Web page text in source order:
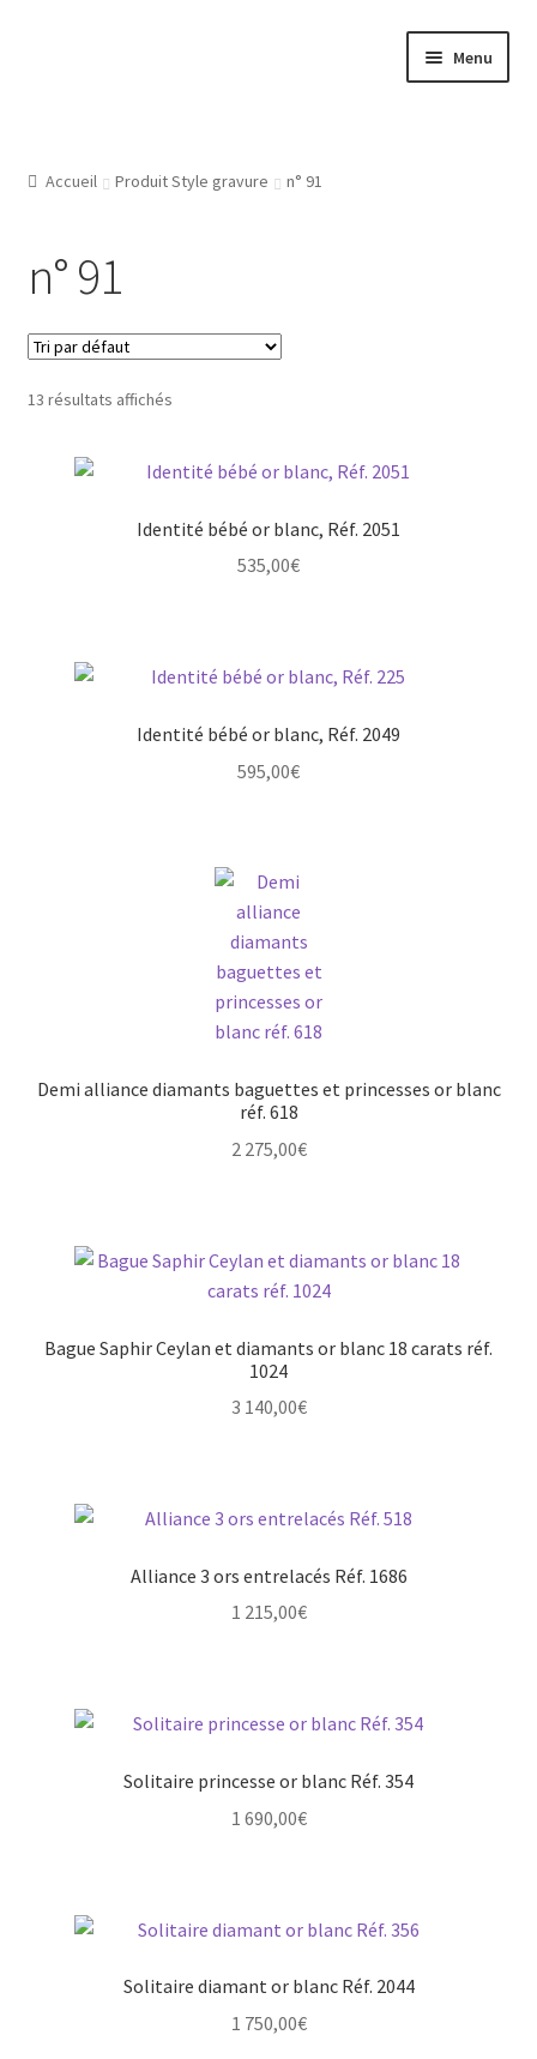
Menu
Atelier
Vente
CGV
Gravure Bijoux, Bagues, Pendentifs, Bracelets, Les Modeles
Page d’exemple
Accueil Produit Style gravure n° 91
n° 91
13 résultats affichés
Identité bébé or blanc, Réf. 2051
535,00€
Identité bébé or blanc, Réf. 2049
595,00€
Demi alliance diamants baguettes et princesses or blanc
réf. 618
2 275,00€
Bague Saphir Ceylan et diamants or blanc 18 carats réf.
1024
3 140,00€
Alliance 3 ors entrelacés Réf. 1686
1 215,00€
Solitaire princesse or blanc Réf. 354
1 690,00€
Solitaire diamant or blanc Réf. 2044
1 750,00€